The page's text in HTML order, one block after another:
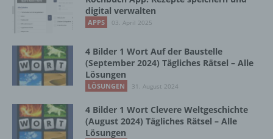
digital verwalten
APPS 03. April 2025
4 Bilder 1 Wort Auf der Baustelle
(September 2024) Tägliches Rätsel – Alle
Lösungen
LÖSUNGEN 31. August 2024
4 Bilder 1 Wort Clevere Weltgeschichte
(August 2024) Tägliches Rätsel – Alle
Lösungen
b) betroffene Person
identifizierbare natürliche Person, deren
personenbezogene Daten von dem für die
Verarbeitung Verantwortlichen verarbeitet
werden.
c) Verarbeitung